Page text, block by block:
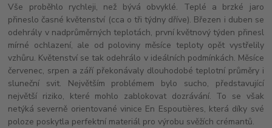
Vše proběhlo rychleji, než bývá obvyklé. Teplé a brzké jaro
přineslo časné květenství (cca o tři týdny dříve). Březen i duben se
odehrály v nadprůměrných teplotách, první květnový týden přinesl
mírné ochlazení, ale od poloviny měsíce teploty opět vystřelily
vzhůru. Květenství se tak odehrálo v ideálních podmínkách. Měsíce
červenec, srpen a září překonávaly dlouhodobé teplotní průměry i
sluneční svit. Největším problémem bylo sucho, představující
největší riziko, které mohlo zablokovat dozrávání. To se však
netýká severně orientované vinice En Espoutières, která díky své
poloze poskytla perfektní materiál pro výrobu svěžích crémantů.